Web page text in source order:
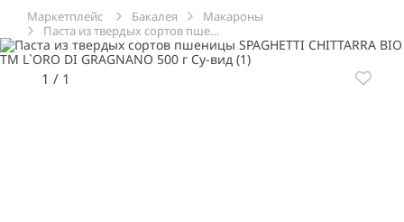
Маркетплейс Бакалея
Макароны
Паста из твердых сортов пшеницы SPAGHETTI CHITTARRA BIO ТМ L`ORO DI GRAGNANO 500 г Су-вид
1 / 1